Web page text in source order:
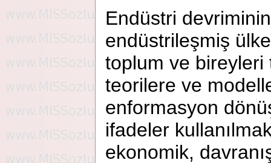
Endüstri
endüstrileşmiş
toplum ve bireyleri
teorilere ve
enformasyon
ifadeler
ekonomik,